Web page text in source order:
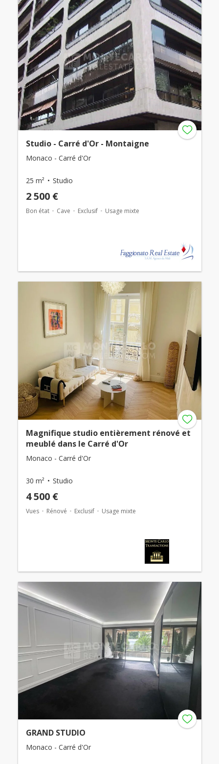
Studio - Carré d'Or - Montaigne
Monaco - Carré d'Or
25 m² Studio
2 500 €
Bon état Cave Exclusif Usage mixte
Magnifique studio entièrement rénové et
meublé dans le Carré d'Or
Monaco - Carré d'Or
30 m² Studio
4 500 €
Vues Rénové Exclusif Usage mixte
GRAND STUDIO
Monaco - Carré d'Or